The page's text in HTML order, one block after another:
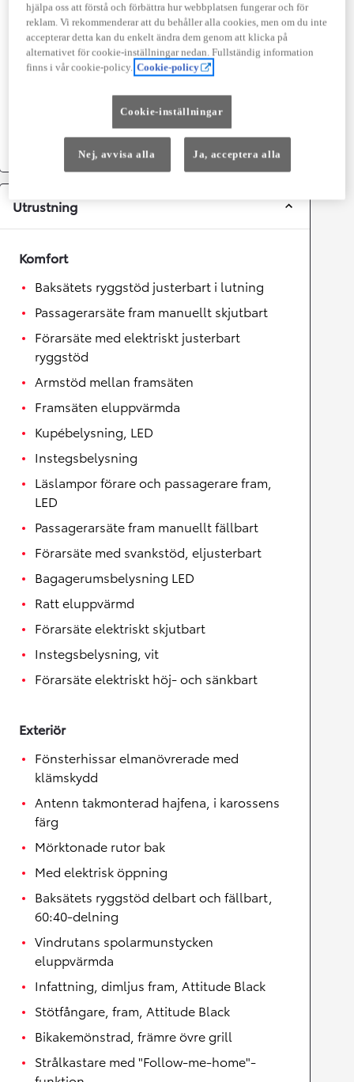
Prestanda
Topphastighet 180km/h
Acceleration 0-100km/h
6sekunder
Utrustning
Komfort
Baksätets ryggstöd justerbart i lutning
Passagerarsäte fram manuellt skjutbart
Förarsäte med elektriskt justerbart
ryggstöd
Armstöd mellan framsäten
Framsäten eluppvärmda
Kupébelysning, LED
Instegsbelysning
Läslampor förare och passagerare fram,
LED
Passagerarsäte fram manuellt fällbart
Förarsäte med svankstöd, eljusterbart
Bagagerumsbelysning LED
Ratt eluppvärmd
Förarsäte elektriskt skjutbart
Instegsbelysning, vit
Förarsäte elektriskt höj- och sänkbart
Exteriör
Fönsterhissar elmanövrerade med
klämskydd
Antenn takmonterad hajfena, i karossens
färg
Mörktonade rutor bak
Med elektrisk öppning
Baksätets ryggstöd delbart och fällbart,
60:40-delning
Vindrutans spolarmunstycken
eluppvärmda
Infattning, dimljus fram, Attitude Black
Stötfångare, fram, Attitude Black
Bikakemönstrad, främre övre grill
Strålkastare med "Follow-me-home"-
hjälpa oss att förstå och förbättra hur webbplatsen fungerar och för
reklam. Vi rekommenderar att du behåller alla cookies, men om du inte
accepterar detta kan du enkelt ändra dem genom att klicka på
alternativet för cookie-inställningar nedan. Fullständig information
finns i vår cookie-policy. Cookie-policy
Cookie-inställningar
Nej, avvisa alla Ja, acceptera alla